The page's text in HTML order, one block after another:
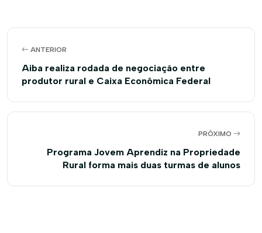
ANTERIOR
Aiba realiza rodada de negociação entre
produtor rural e Caixa Econômica Federal
PRÓXIMO
Programa Jovem Aprendiz na Propriedade
Rural forma mais duas turmas de alunos